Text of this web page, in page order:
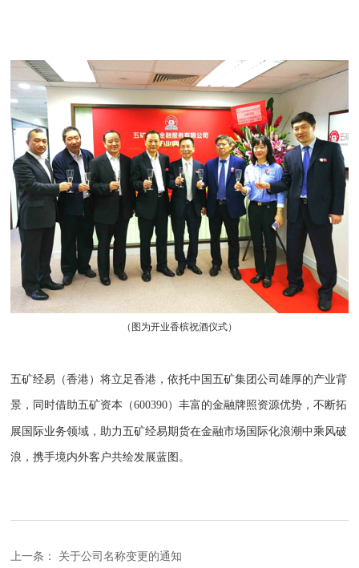
（图为开业香槟祝酒仪式）
五矿经易（香港）将立足香港，依托中国五矿集团公司雄厚的产业背
景，同时借助五矿资本（600390）丰富的金融牌照资源优势，不断拓
展国际业务领域，助力五矿经易期货在金融市场国际化浪潮中乘风破
浪，携手境内外客户共绘发展蓝图。
上一条： 关于公司名称变更的通知